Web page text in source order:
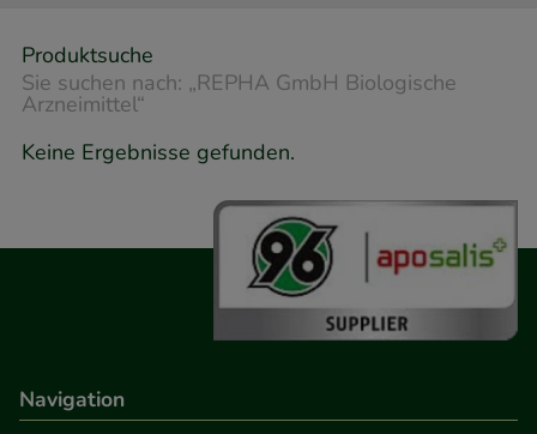
Produktsuche
Sie suchen nach: „REPHA GmbH Biologische
Arzneimittel“
Keine Ergebnisse gefunden.
Navigation